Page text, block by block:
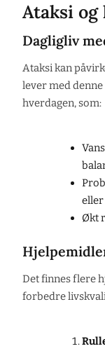
Ataksi
Dagligliv
Ataksi kan
lever med
hverdagen, som:
eller
Økt
Det finnes flere
forbedre